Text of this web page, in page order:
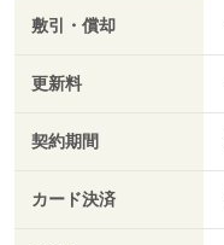
敷引・償却
更新料
契約期間
カード決済